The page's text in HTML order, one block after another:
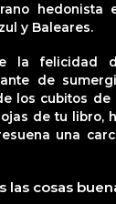
hedonista
y Baleares.
la felicidad
de
los cubitos
de tu libro,
una
las cosas